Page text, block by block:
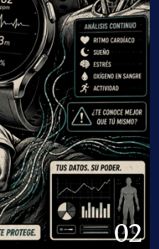
02